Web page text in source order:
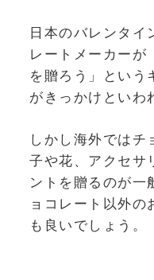
日本のバレンタイ
レートメーカーが
を贈ろう」という
がきっかけといわ
しかし海外ではチ
子や花、アクセサ
ントを贈るのが一
ョコレート以外の
も良いでしょう。